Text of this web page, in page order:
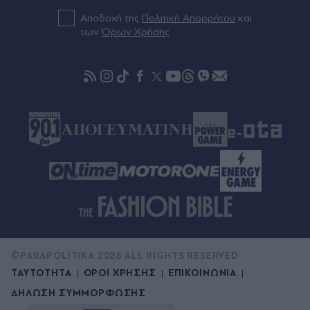
διακοπές της στο Μπόρα Μπόρα - "Καλά είμαι
τώρα" (Βίντεο & Εικόνες)
Σπάνια ευκαιρία για αρχαιολόγους: Έπεσε η
του Μεγάλου Κωνσταντίνου (Εικόνες)
Αποδοχή της Πολιτική Απορρήτου και
τωνΌρων Χρήσης
ΤΑΥΤΟΤΗΤΑ ΟΡΟΙ ΧΡΗΣΗΣ
ΕΠΙΚΟΙΝΩΝΙΑ
ΔΗΛΩΣΗ ΣΥΜΜΟΡΦΩΣΗΣ
©PARAPOLITIKA 2026 ALL RIGHTS RESERVED